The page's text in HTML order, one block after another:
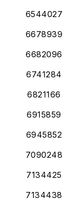
6544027
6678939
6682096
6741284
6821166
6915859
6945852
7090248
7134425
7134438